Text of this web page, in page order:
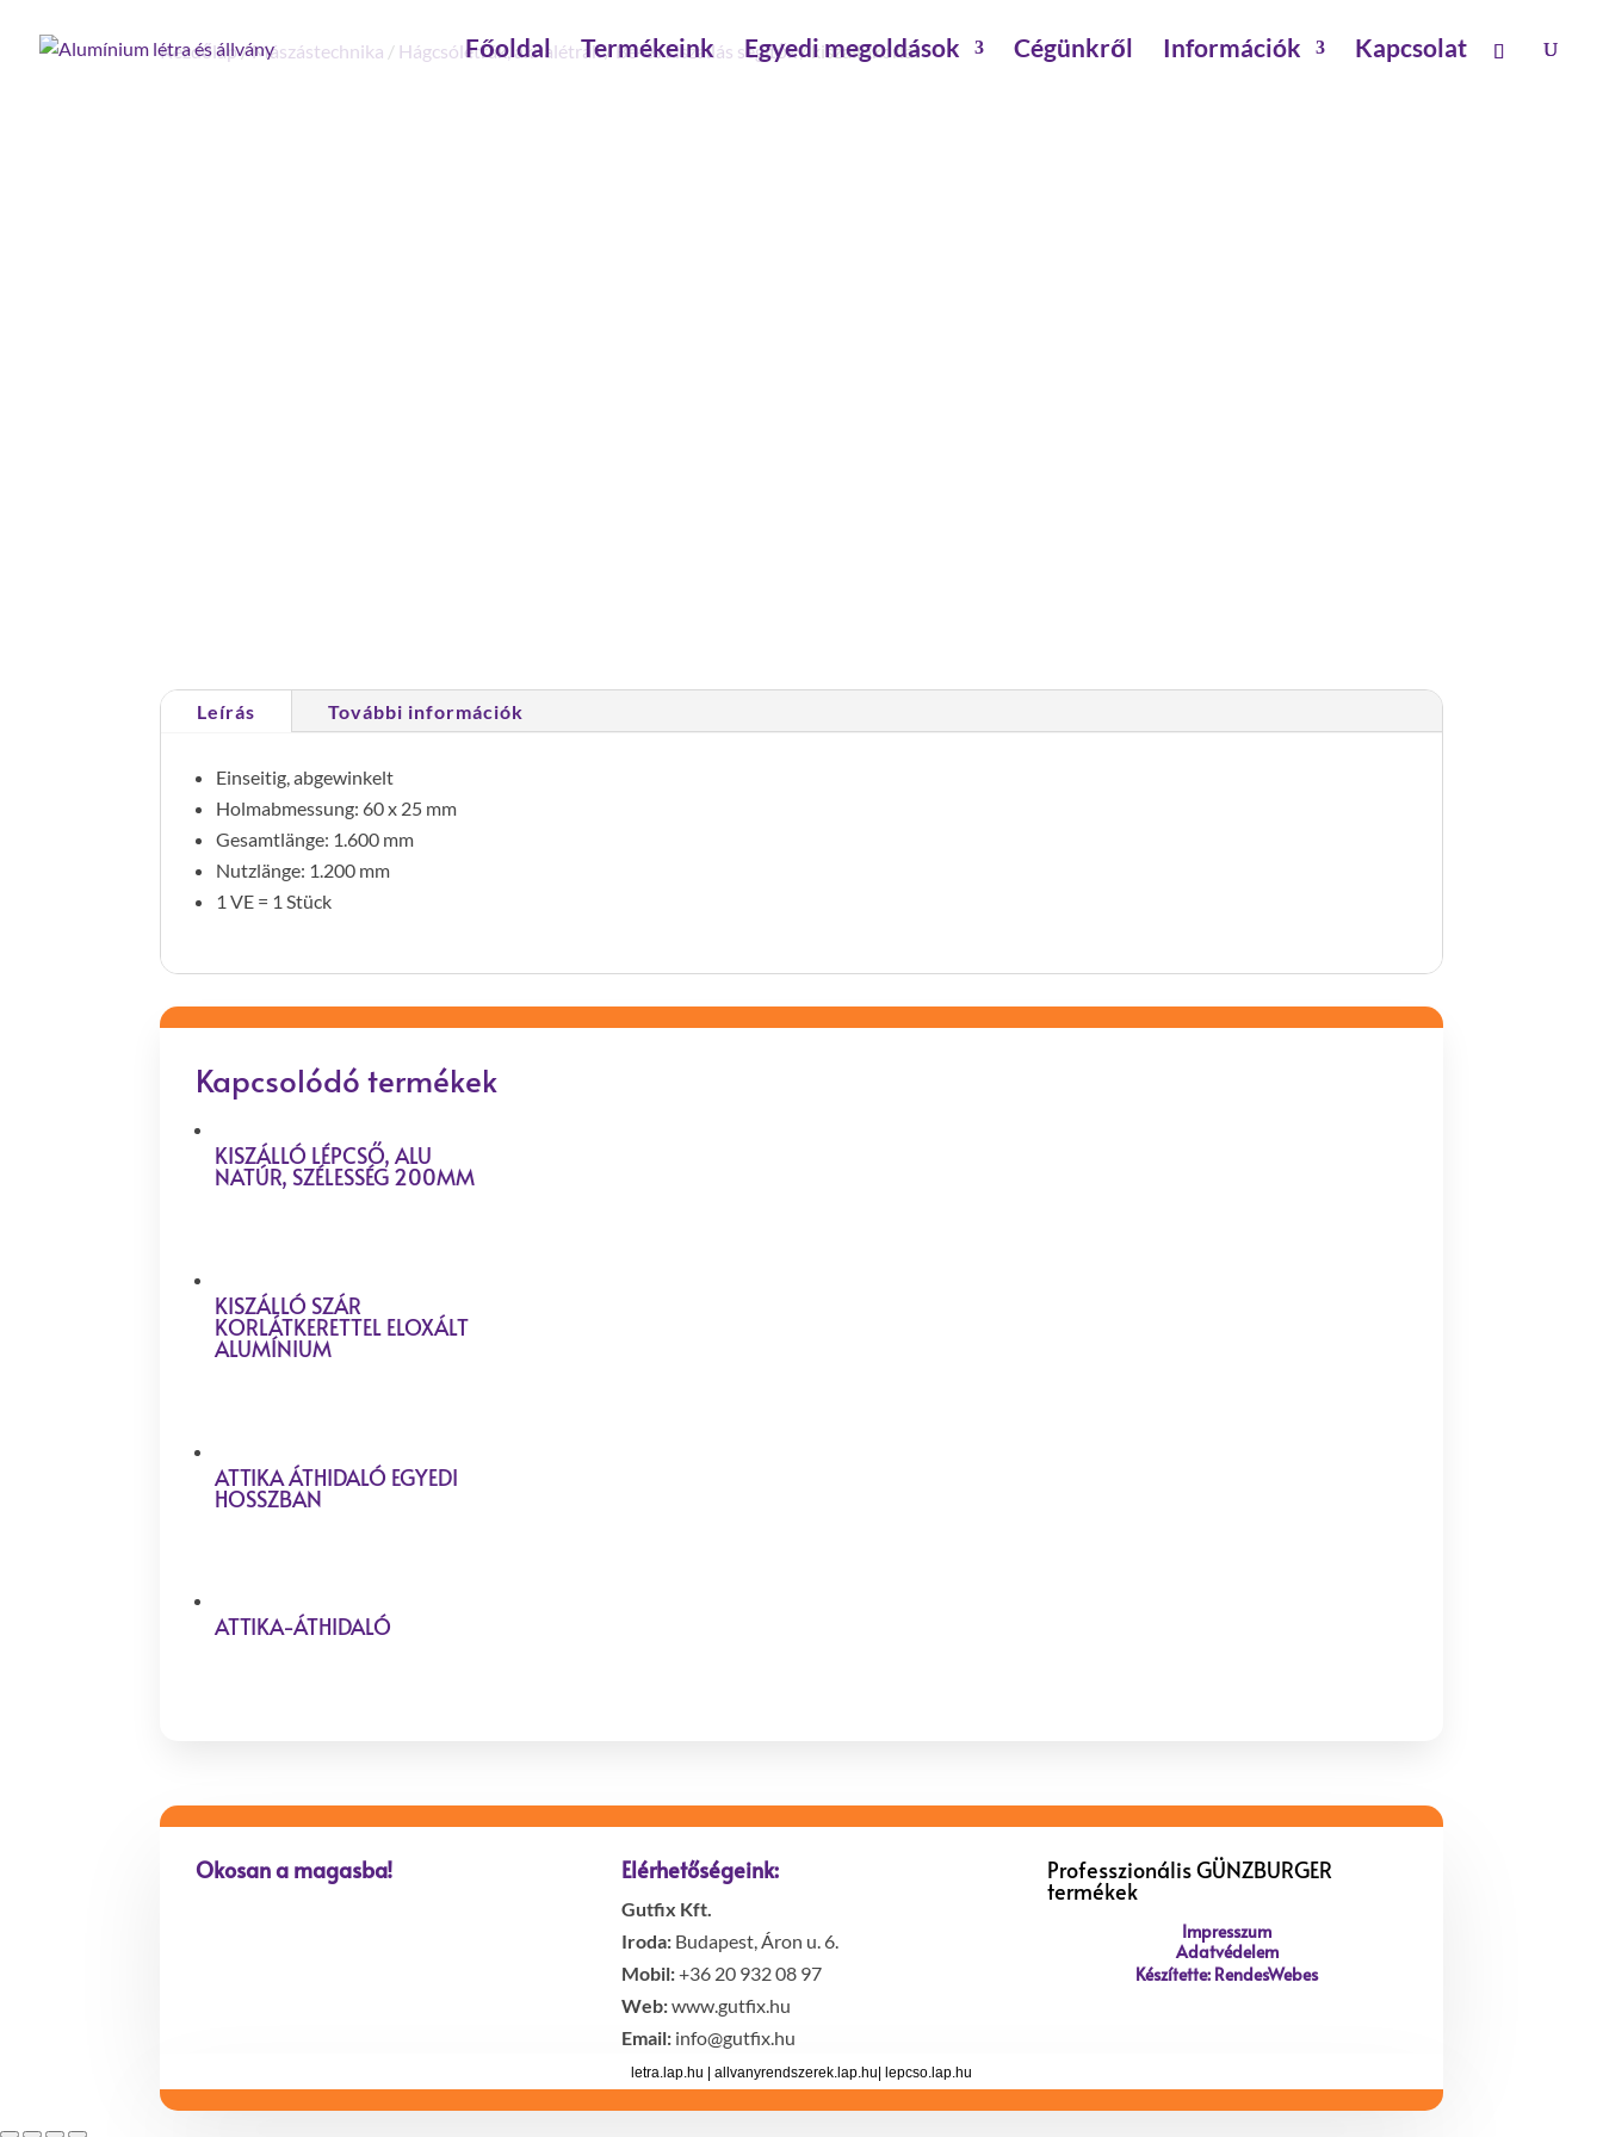
Főoldal Termékeink Egyedi megoldások Cégünkről Információk Kapcsolat
Kezdőlap/Mászástechnika / Hágcsólétrák, aknalétrák/Be-és kiszállás segítők/ kiszállókorlát
Leírás További információk
Einseitig, abgewinkelt
Holmabmessung: 60 x 25 mm
Gesamtlänge: 1.600 mm
Nutzlänge: 1.200 mm
1 VE = 1 Stück
Kapcsolódó termékek
KISZÁLLÓ LÉPCSŐ, ALU
NATÚR, SZÉLESSÉG 200MM
KISZÁLLÓ SZÁR
KORLÁTKERETTEL ELOXÁLT
ALUMÍNIUM
ATTIKA ÁTHIDALÓ EGYEDI
HOSSZBAN
ATTIKA-ÁTHIDALÓ
Okosan a magasba! Elérhetőségeink:
Gutfix Kft.
Iroda: Budapest, Áron u. 6.
Mobil:+36 20 932 08 97
Web:www.gutfix.hu
Email: info@gutfix.hu
Professzionális GÜNZBURGER
termékek
Impresszum
Adatvédelem
Készítette: RendesWebes
letra.lap.hu | allvanyrendszerek.lap.hu| lepcso.lap.hu